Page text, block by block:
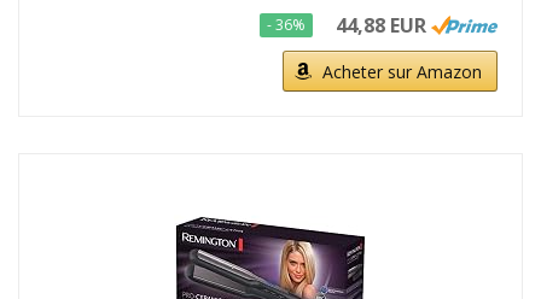
- 36% 44,88 EUR
Acheter sur Amazon